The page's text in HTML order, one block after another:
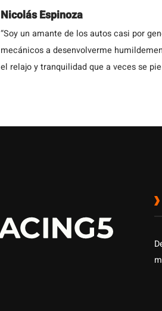
Nicolás Espinoza
“Soy un amante de los autos casi por
mecánicos a desenvolverme
el relajo y tranquilidad que a veces se